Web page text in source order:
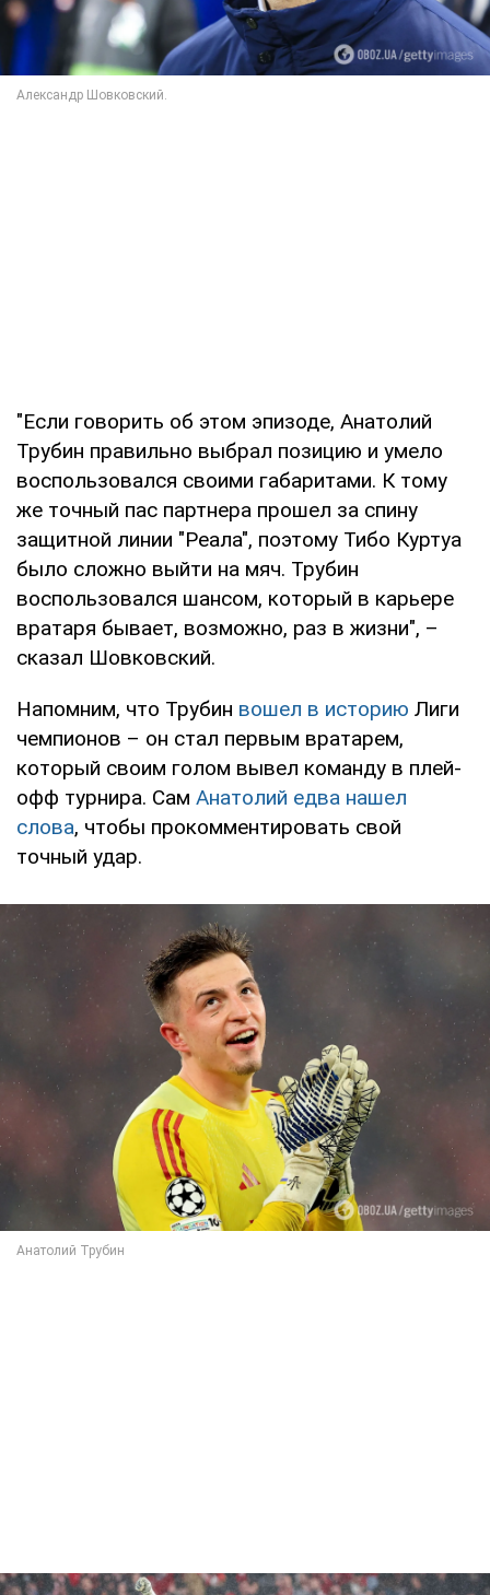
"Если говорить об этом эпизоде, Анатолий
Трубин правильно выбрал позицию и умело
воспользовался своими габаритами. К тому
же точный пас партнера прошел за спину
защитной линии "Реала", поэтому Тибо Куртуа
было сложно выйти на мяч. Трубин
воспользовался шансом, который в карьере
вратаря бывает, возможно, раз в жизни", –
сказал Шовковский.
Напомним, что Трубин вошел в историю Лиги
чемпионов – он стал первым вратарем,
который своим голом вывел команду в плей-
офф турнира. Сам Анатолий едва нашел
слова, чтобы прокомментировать свой
точный удар.